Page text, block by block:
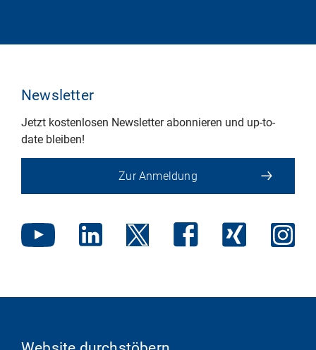
Newsletter
Jetzt kostenlosen Newsletter abonnieren und up-to-
date bleiben!
Zur Anmeldung